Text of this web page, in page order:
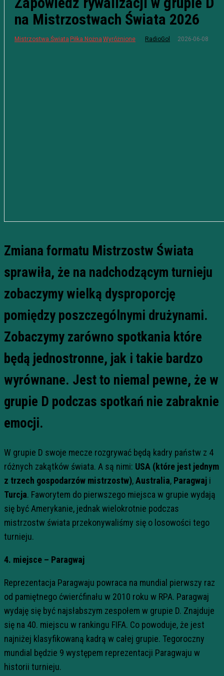
na Mistrzostwach Świata 2026
Mistrzostwa Świata Piłka Nożna Wyróżnione RadioGol 2026-06-08
Zmiana formatu Mistrzostw Świata
sprawiła, że na nadchodzącym turnieju
zobaczymy wielką dysproporcję
pomiędzy poszczególnymi drużynami.
Zobaczymy zarówno spotkania które
będą jednostronne, jak i takie bardzo
wyrównane. Jest to niemal pewne, że w
grupie D podczas spotkań nie zabraknie
emocji.
W grupie D swoje mecze rozgrywać będą kadry państw z 4
różnych zakątków świata. A są nimi: USA (które jest jednym
z trzech gospodarzów mistrzostw),Australia, Paragwaj i
Turcja. Faworytem do pierwszego miejsca w grupie wydają
się być Amerykanie, jednak wielokrotnie podczas
mistrzostw świata przekonywaliśmy się o losowości tego
turnieju.
4. miejsce – Paragwaj
Reprezentacja Paragwaju powraca na mundial pierwszy raz
od pamiętnego ćwierćfinału w 2010 roku w RPA. Paragwaj
wydaję się być najsłabszym zespołem w grupie D. Znajduje
się na 40. miejscu w rankingu FIFA. Co powoduje, że jest
najniżej klasyfikowaną kadrą w całej grupie. Tegoroczny
mundial będzie 9 występem reprezentacji Paragwaju w
historii turnieju.